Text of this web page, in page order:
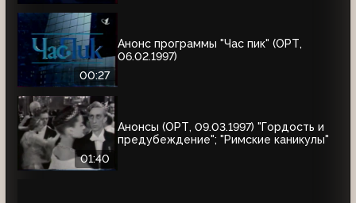
00:27
Анонс программы "Час пик" (ОРТ,
06.02.1997)
01:40
Анонсы (ОРТ, 09.03.1997) "Гордость и
предубеждение"; "Римские каникулы"